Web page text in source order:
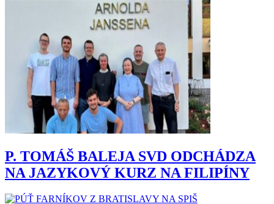
P. TOMÁŠ BALEJA SVD ODCHÁDZA
NA JAZYKOVÝ KURZ NA FILIPÍNY